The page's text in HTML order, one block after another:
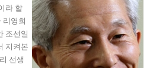
라 할
리영희
조선일
지켜본
선생